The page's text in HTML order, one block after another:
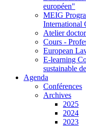
européen"
MEIG
International
Atelier
Cours -
European
E-learning
sustainable
Agenda
Conférences
Archives
2025
2024
2023